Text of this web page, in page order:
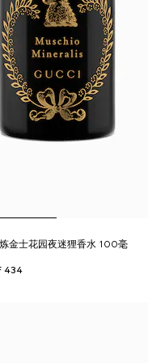
金士花园夜迷狸香水 100毫
434